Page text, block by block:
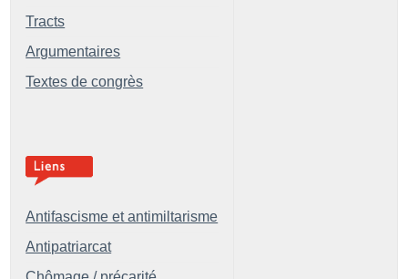
Tracts
Argumentaires
Textes de congrès
Antifascisme et antimiltarisme
Antipatriarcat